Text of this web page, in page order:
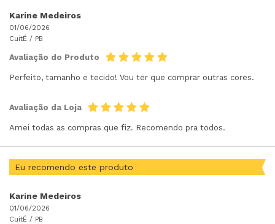
Karine Medeiros
01/06/2026
CuitÉ / PB
Avaliação do Produto
Perfeito, tamanho e tecido! Vou ter que comprar outras cores.
Avaliação da Loja
Amei todas as compras que fiz. Recomendo pra todos.
Eu recomendo este produto
Karine Medeiros
01/06/2026
CuitÉ / PB